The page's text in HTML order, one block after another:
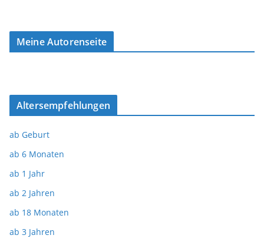
Meine Autorenseite
Altersempfehlungen
ab Geburt
ab 6 Monaten
ab 1 Jahr
ab 2 Jahren
ab 18 Monaten
ab 3 Jahren